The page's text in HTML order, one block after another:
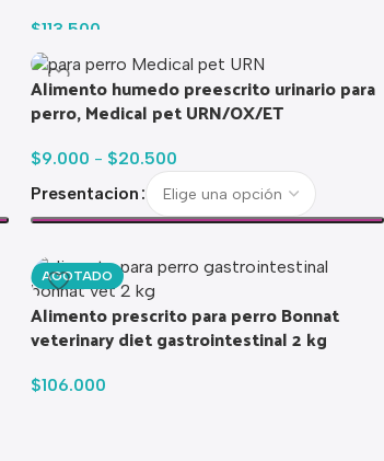
$113.500
Alimento humedo preescrito urinario para
perro, Medical pet URN/OX/ET
$9.000 - $20.500
Presentacion
AGOTADO
Alimento prescrito para perro Bonnat
veterinary diet gastrointestinal 2 kg
$106.000